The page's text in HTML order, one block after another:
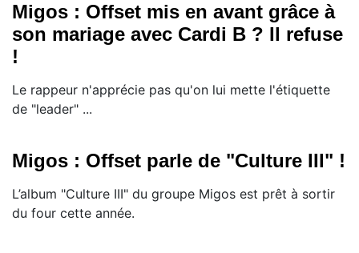
Migos : Offset mis en avant grâce à
son mariage avec Cardi B ? Il refuse
!
Le rappeur n'apprécie pas qu'on lui mette l'étiquette
de "leader" ...
Migos : Offset parle de "Culture III" !
L’album "Culture III" du groupe Migos est prêt à sortir
du four cette année.